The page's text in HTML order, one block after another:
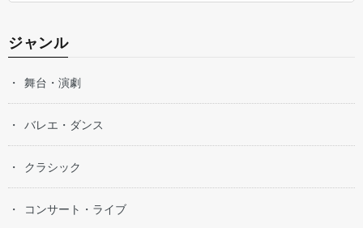
ジャンル
舞台・演劇
バレエ・ダンス
クラシック
コンサート・ライブ